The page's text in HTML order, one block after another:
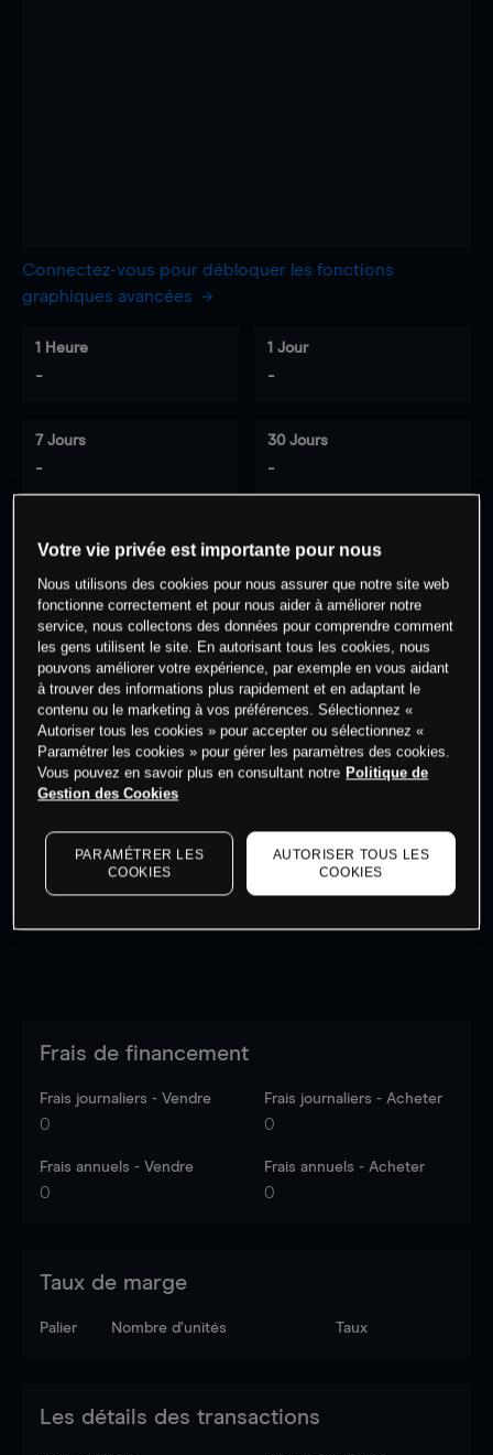
Connectez-vous pour débloquer les fonctions
graphiques avancées
1 Heure
-
1 Jour
-
7 Jours
-
30 Jours
-
0 % des clients ont une position à
cet actif
Commencez à trader
dernières données du marché.Log into see latest
market data
Frais de financement
Frais journaliers - Vendre
0
Frais journaliers - Acheter
0
Frais annuels - Vendre
0
Frais annuels - Acheter
0
Taux de marge
Palier Nombre d’unités Taux
Les détails des transactions
Votre vie privée est importante pour nous
Nous utilisons des cookies pour nous assurer que notre site web
fonctionne correctement et pour nous aider à améliorer notre
service, nous collectons des données pour comprendre comment
les gens utilisent le site. En autorisant tous les cookies, nous
pouvons améliorer votre expérience, par exemple en vous aidant
à trouver des informations plus rapidement et en adaptant le
contenu ou le marketing à vos préférences. Sélectionnez «
Autoriser tous les cookies » pour accepter ou sélectionnez «
Paramétrer les cookies » pour gérer les paramètres des cookies.
Vous pouvez en savoir plus en consultant notre Politique de
Gestion des Cookies
PARAMÉTRER LES
COOKIES
AUTORISER TOUS LES
COOKIES